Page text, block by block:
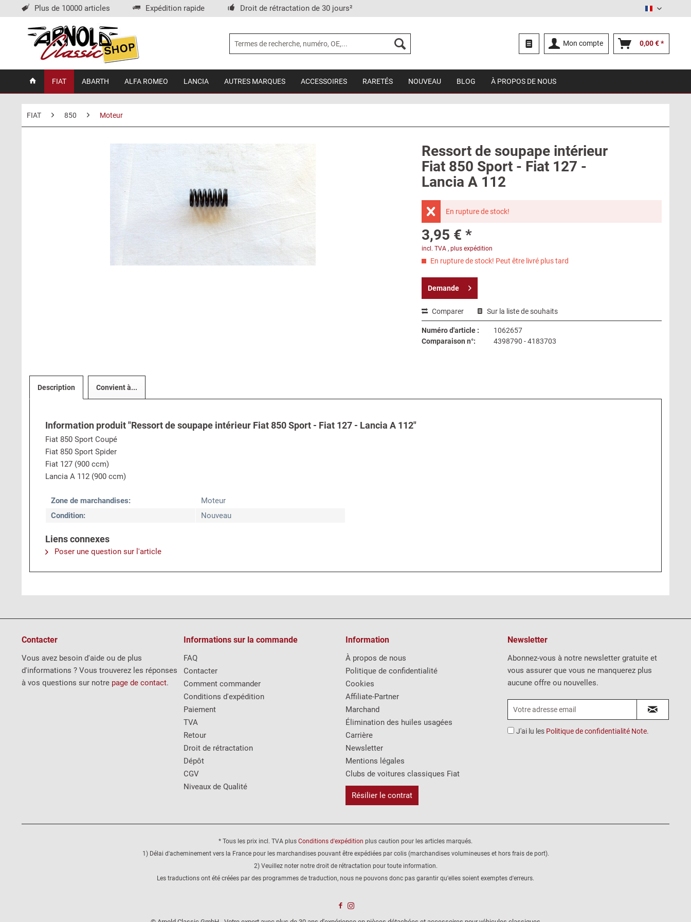
Plus de 10000 articles Expédition rapide Droit de rétractation de 30 jours² Français
Mon compte 0,00 € *
FIAT ABARTH ALFA ROMEO LANCIA AUTRES MARQUES ACCESSOIRES RARETÉS NOUVEAU BLOG À PROPOS DE NOUS
FIAT 850 Moteur
Ressort de soupape intérieur
Fiat 850 Sport - Fiat 127 -
Lancia A 112
En rupture de stock!
3,95 € *
incl. TVA, plus expédition
En rupture de stock! Peut être livré plus tard
Demande
Comparer Sur la liste de souhaits
Numéro d'article :
1062657
Comparaison n°:
4398790 - 4183703
Description Convient à...
Information produit "Ressort de soupape intérieur Fiat 850 Sport - Fiat 127 - Lancia A 112"
Fiat 850 Sport Coupé
Fiat 850 Sport Spider
Fiat 127 (900 ccm)
Lancia A 112 (900 ccm)
Zone de marchandises:
Moteur
Condition:
Nouveau
Liens connexes
Poser une question sur l'article
Contacter
Vous avez besoin d'aide ou de plus
d'informations ? Vous trouverez les réponses
à vos questions sur notre page de contact.
Informations sur la commande
FAQ
Contacter
Comment commander
Conditions d'expédition
Paiement
TVA
Retour
Droit de rétractation
Dépôt
CGV
Niveaux de Qualité
Information
À propos de nous
Politique de confidentialité
Cookies
Affiliate-Partner
Marchand
Élimination des huiles usagées
Carrière
Newsletter
Mentions légales
Clubs de voitures classiques Fiat
Résilier le contrat
Newsletter
Abonnez-vous à notre newsletter gratuite et
vous assurer que vous ne manquerez plus
aucune offre ou nouvelles.
J'ai lu les Politique de confidentialité Note.
* Tous les prix incl. TVA plus Conditions d'expédition plus caution pour les articles marqués.
1) Délai d'acheminement vers la France pour les marchandises pouvant être expédiées par colis (marchandises volumineuses et hors frais de port).
2) Veuillez noter notre droit de rétractation pour toute information.
Les traductions ont été créées par des programmes de traduction, nous ne pouvons donc pas garantir qu'elles soient exemptes d'erreurs.